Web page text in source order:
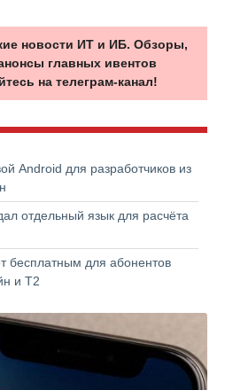
новости ИТ и ИБ. Обзоры,
главных ивентов
на телеграм-канал!
Android для разработчиков из
отдельный язык для расчёта
бесплатным для абонентов
и Т2